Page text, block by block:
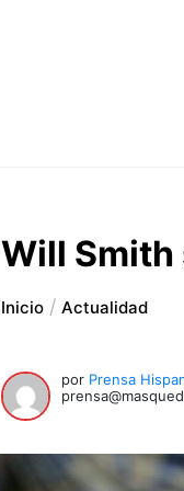
Will Smith
Inicio Actualidad
por Prensa